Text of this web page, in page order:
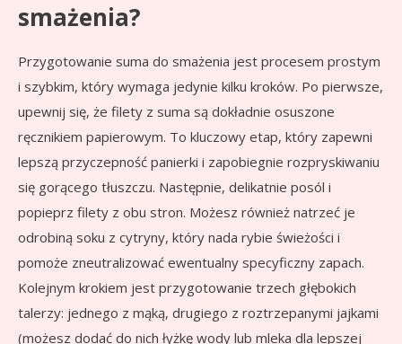
smażenia?
Przygotowanie suma do smażenia jest procesem prostym
i szybkim, który wymaga jedynie kilku kroków. Po pierwsze,
upewnij się, że filety z suma są dokładnie osuszone
ręcznikiem papierowym. To kluczowy etap, który zapewni
lepszą przyczepność panierki i zapobiegnie rozpryskiwaniu
się gorącego tłuszczu. Następnie, delikatnie posól i
popieprz filety z obu stron. Możesz również natrzeć je
odrobiną soku z cytryny, który nada rybie świeżości i
pomoże zneutralizować ewentualny specyficzny zapach.
Kolejnym krokiem jest przygotowanie trzech głębokich
talerzy: jednego z mąką, drugiego z roztrzepanymi jajkami
(możesz dodać do nich łyżkę wody lub mleka dla lepszej